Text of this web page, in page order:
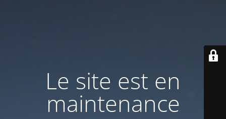
Le site est en
maintenance